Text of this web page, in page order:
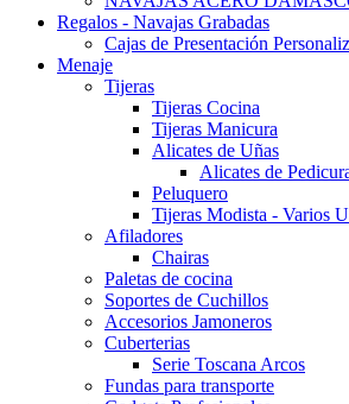
Regalos - Navajas Grabadas
Cajas de Presentación
Menaje
Tijeras
Tijeras Cocina
Tijeras Manicura
Alicates de Uñas
Alicates de
Peluquero
Tijeras Modista - Varios
Afiladores
Chairas
Paletas de cocina
Soportes de Cuchillos
Accesorios Jamoneros
Cuberterias
Serie Toscana Arcos
Fundas para transporte